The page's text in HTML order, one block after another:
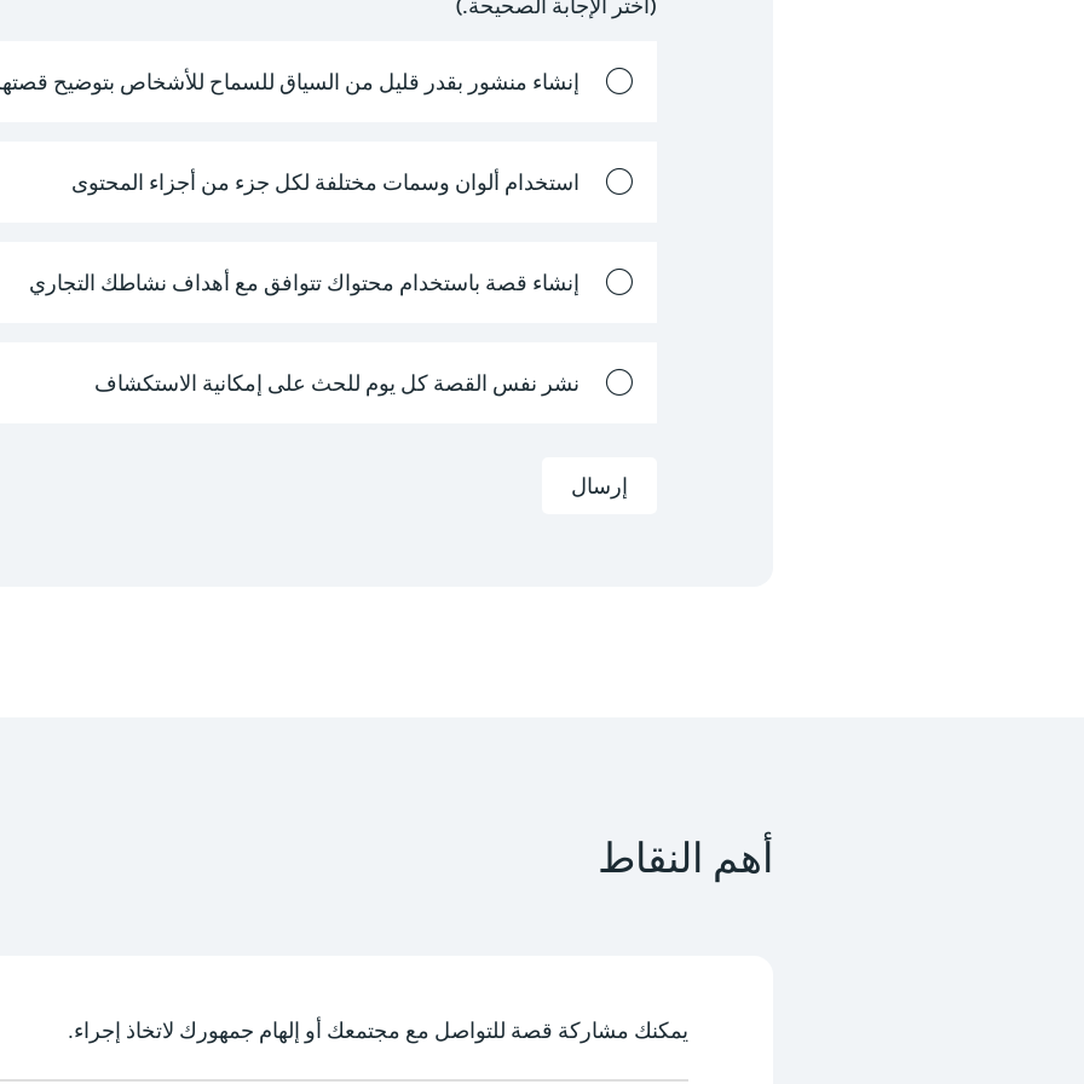
إنشاء منشور بقدر قليل من السياق للسماح للأشخاص بتوضيح
استخدام ألوان وسمات مختلفة لكل جزء من أجزاء المحتوى
إنشاء قصة باستخدام محتواك تتوافق مع أهداف نشاطك التجاري
نشر نفس القصة كل يوم للحث على إمكانية الاستكشاف
إرسال
أهم النقاط
يمكنك مشاركة قصة للتواصل مع مجتمعك أو إلهام جمهورك لاتخاذ إجراء.